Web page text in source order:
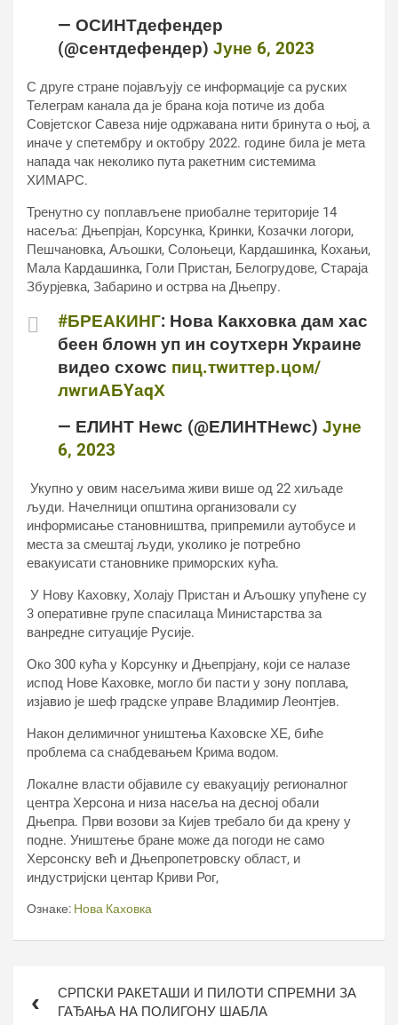
— ОСИНТдефендер
(@сентдефендер) Јуне 6, 2023
С друге стране појављују се информације са руских
Телеграм канала да је брана која потиче из доба
Совјетског Савеза није одржавана нити бринута о њој, а
иначе у спетембру и октобру 2022. године била је мета
напада чак неколико пута ракетним системима
ХИМАРС.
Тренутно су поплављене приобалне територије 14
насеља: Дњепрјан, Корсунка, Кринки, Козачки логори,
Пешчановка, Аљошки, Солоњеци, Кардашинка, Кохањи,
Мала Кардашинка, Голи Пристан, Белогрудове, Стараја
Збурјевка, Забарино и острва на Дњепру.
#БРЕАКИНГ: Нова Какховка дам хас
беен блоwн уп ин соутхерн Украине
видео схоwс пиц.тwиттер.цом/
лwгиАБYаqХ
— ЕЛИНТ Неwс (@ЕЛИНТНеwс) Јуне
6, 2023
Укупно у овим насељима живи више од 22 хиљаде
људи. Начелници општина организовали су
информисање становништва, припремили аутобусе и
места за смештај људи, уколико је потребно
евакуисати становнике приморских кућа.
У Нову Каховку, Холају Пристан и Аљошку упућене су
3 оперативне групе спасилаца Министарства за
ванредне ситуације Русије.
Око 300 кућа у Корсунку и Дњепрјану, који се налазе
испод Нове Каховке, могло би пасти у зону поплава,
изјавио је шеф градске управе Владимир Леонтјев.
Након делимичног уништења Каховске ХЕ, биће
проблема са снабдевањем Крима водом.
Локалне власти објавиле су евакуацију регионалног
центра Херсона и низа насеља на десној обали
Дњепра. Први возови за Кијев требало би да крену у
подне. Уништење бране може да погоди не само
Херсонску већ и Дњепропетровску област, и
индустријски центар Криви Рог,
Ознаке: Нова Каховка
чланкаСРПСКИ РАКЕТАШИ И ПИЛОТИ СПРЕМНИ ЗА
ГАЂАЊА НА ПОЛИГОНУ ШАБЛА